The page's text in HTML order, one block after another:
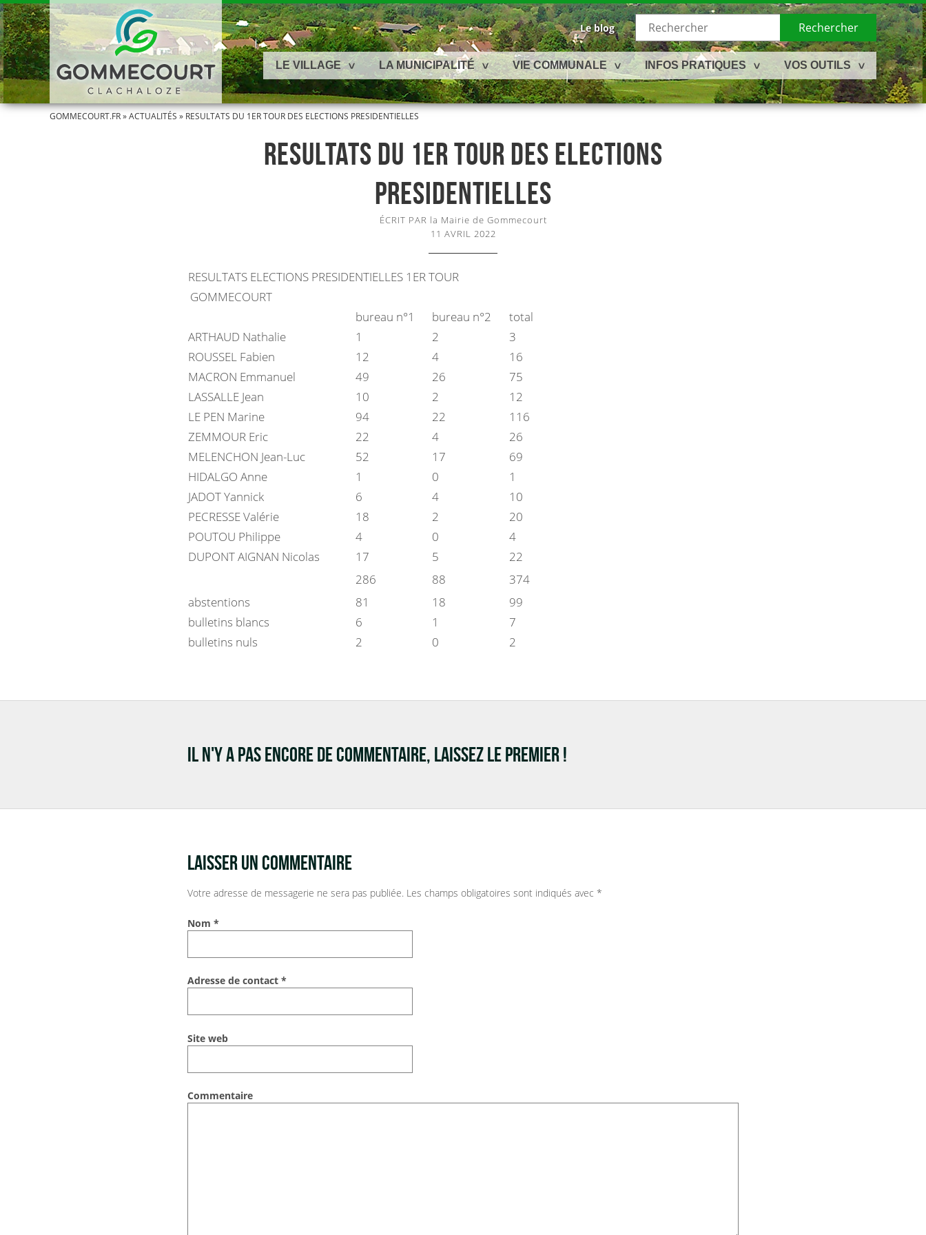
Rechercher
LE VILLAGE LA MUNICIPALITÉ VIE COMMUNALE INFOS PRATIQUES VOS OUTILS
Le blog
GOMMECOURT.FR»ACTUALITÉS » RESULTATS DU 1ER TOUR DES ELECTIONS PRESIDENTIELLES
RESULTATS DU 1ER TOUR DES ELECTIONS
PRESIDENTIELLES
ÉCRIT PAR la Mairie de Gommecourt
11 AVRIL 2022
RESULTATS ELECTIONS PRESIDENTIELLES 1ER TOUR
GOMMECOURT
bureau n°1
bureau n°2
total
ARTHAUD Nathalie
1 2
3
ROUSSEL Fabien
12 4
16
MACRON Emmanuel
49 26
75
LASSALLE Jean
10 2
12
LE PEN Marine
94 22
116
ZEMMOUR Eric
22 4
26
MELENCHON Jean-Luc
52 17
69
HIDALGO Anne
1 0
1
JADOT Yannick
6 4
10
PECRESSE Valérie
18 2
20
POUTOU Philippe
4 0
4
DUPONT AIGNAN Nicolas
17 5
22
286
88
374
abstentions
81 18
99
bulletins blancs
6 1
7
bulletins nuls
2 0 2
IL N'Y A PAS ENCORE DE COMMENTAIRE, LAISSEZ LE PREMIER !
LAISSER UN COMMENTAIRE
Votre adresse de messagerie ne sera pas publiée. Les champs obligatoires sont indiqués avec *
Nom *
Adresse de contact *
Site web
Commentaire